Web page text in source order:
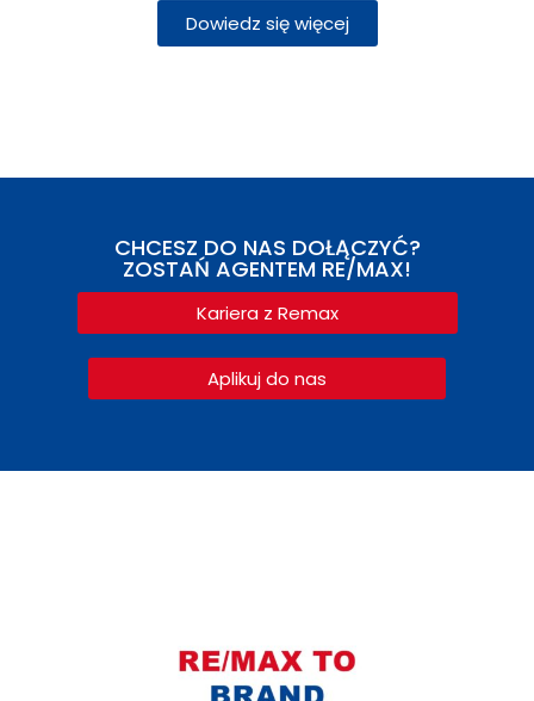
Dowiedz się więcej
CHCESZ DO NAS DOŁĄCZYĆ?
ZOSTAŃ AGENTEM RE/MAX!
Kariera z Remax
Aplikuj do nas